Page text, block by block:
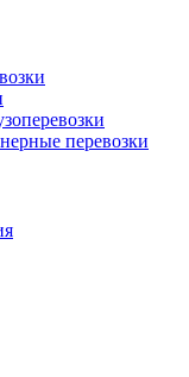
перевозки